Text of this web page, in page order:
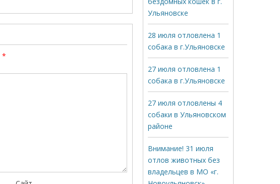
*
Ульяновске
28 июля отловлена 1
собака в г.Ульяновске
27 июля отловлена 1
собака в г.Ульяновске
27 июля отловлены 4
собаки в Ульяновском
районе
Внимание! 31 июля
отлов животных без
владельцев в МО «г.